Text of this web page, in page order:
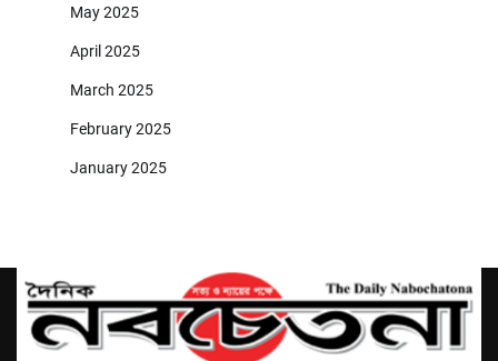
May 2025
April 2025
March 2025
February 2025
January 2025